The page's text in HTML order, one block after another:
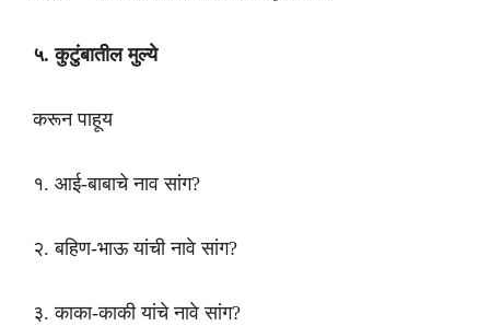
५. कुटुंबातील मुल्ये
करून पाहूय
१. आई-बाबाचे नाव सांग?
२. बहिण-भाऊ यांची नावे सांग?
३. काका-काकी यांचे नावे सांग?